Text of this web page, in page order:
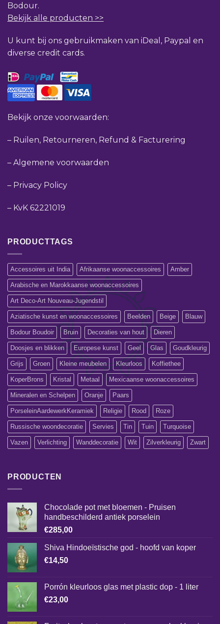
Bodour.
Bekijk alle producten >>
U kunt bij ons gebruikmaken van iDeal, Paypal en
diverse credit cards.
Bekijk onze voorwaarden:
– Ruilen, Retourneren, Refund & Facturering
– Algemene voorwaarden
– Privacy Policy
– KvK 62221019
PRODUCTTAGS
Accessoires uit India Afrikaanse woonaccessoires Amber
Arabische en Marokkaanse woonaccessoires
Art Deco-Art Nouveau-Jugendstil
Aziatische kunst en woonaccessoires Beelden Beige Blauw
Bodour Boudoir Bruin Decoraties van hout Dieren
Doosjes en blikken Europese kunst Geel Glas Goudkleurig
Grijs Groen Kleine meubelen Kleurloos Koffiethee
KoperBrons Kristal Metaal Mexicaanse woonaccessoires
Mineralen en Schelpen Oranje Paars
PorseleinAardewerkKeramiek Religie Rood Roze
Russische woondecoratie Servies Tin Tuin Turquoise
Vazen Verlichting Wanddecoratie Wit Zilverkleurig Zwart
PRODUCTEN
Chocolade pot met bloemen - Pruisen
handbeschilderd antiek porselein
€285,00
Shiva Hindoeïstische god - hoofd van koper
€14,50
Porrón kleurloos glas met plastic dop - 1 liter
€23,00